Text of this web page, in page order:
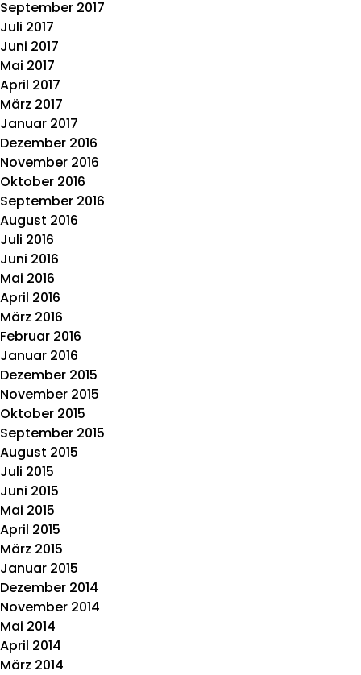
September 2017
Juli 2017
Juni 2017
Mai 2017
April 2017
März 2017
Januar 2017
Dezember 2016
November 2016
Oktober 2016
September 2016
August 2016
Juli 2016
Juni 2016
Mai 2016
April 2016
März 2016
Februar 2016
Januar 2016
Dezember 2015
November 2015
Oktober 2015
September 2015
August 2015
Juli 2015
Juni 2015
Mai 2015
April 2015
März 2015
Januar 2015
Dezember 2014
November 2014
Mai 2014
April 2014
März 2014